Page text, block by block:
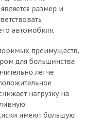
размер и
автомобиля.
преимуществ,
для большинства
легче
нагрузку на
имеют большую